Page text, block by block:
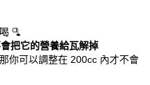
🫗
把它的營養給瓦解掉
你可以調整在 200cc 內才不會